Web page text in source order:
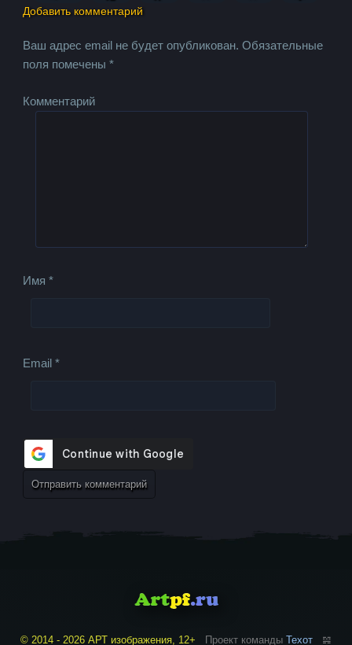
Добавить комментарий
Ваш адрес email не будет опубликован. Обязательные
поля помечены*
Комментарий
Имя*
Email*
© 2014 - 2026 АРТ изображения, 12+ Проект команды Техот 𝌴